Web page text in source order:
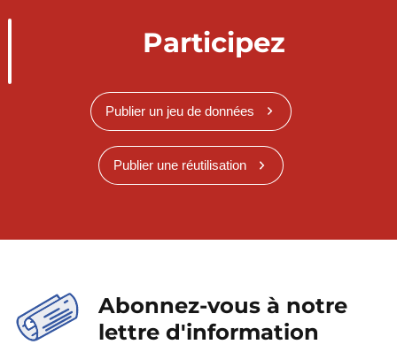
Participez
Publier un jeu de données
Publier une réutilisation
Abonnez-vous à notre
lettre d'information